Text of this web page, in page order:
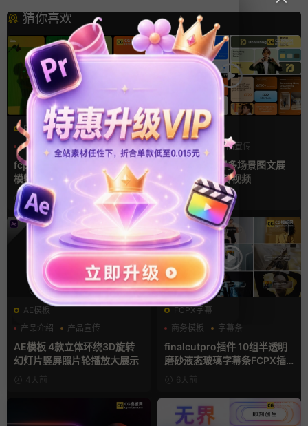
猜你喜欢
FCPX发生器
产品宣传
企业宣传模板
分屏模板
fcpx插件 34秒14张照片多屏
模特产品广告宣传视频相册
2天前
AE模板
产品介绍
产品宣传
产品展示
AE模板 横竖屏多场景图文展
示排版产品宣传视频
3天前
AE模板
产品介绍
产品宣传
产品展示
AE模板 4款立体环绕3D旋转
幻灯片竖屏照片轮播放大展示
4天前
FCPX字幕
商务模板
字幕条
finalcutpro插件 10组半透明
磨砂液态玻璃字幕条FCPX插
6天前